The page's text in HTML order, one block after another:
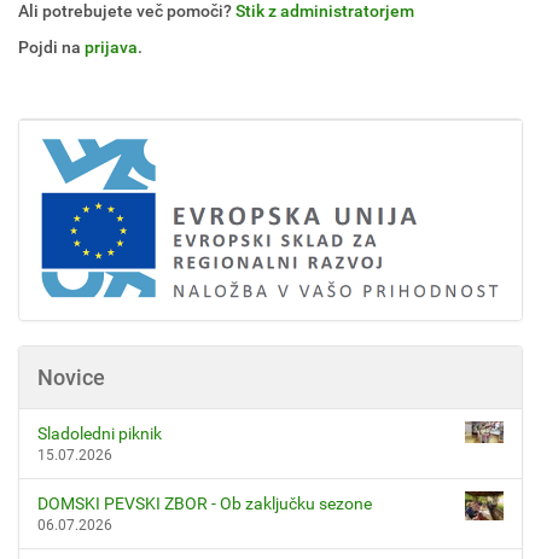
Ali potrebujete več pomoči?Stik z administratorjem
Pojdi na prijava.
Novice
Sladoledni piknik
15.07.2026
DOMSKI PEVSKI ZBOR - Ob zaključku sezone
06.07.2026